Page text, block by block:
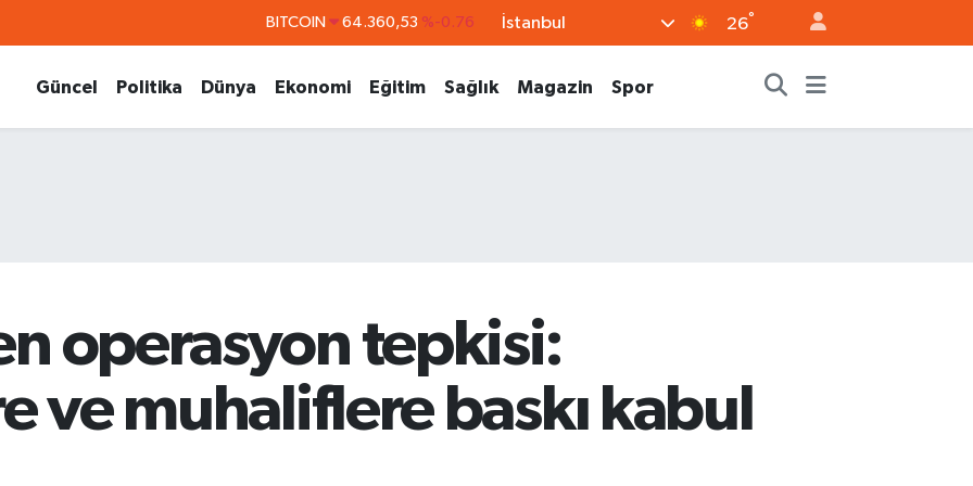
DOLAR 47,7143 %0.16 İstanbul 26°
Güncel Politika Dünya Ekonomi Eğitim Sağlık Magazin Spor
operasyon tepkisi:
ve muhaliflere baskı kabul